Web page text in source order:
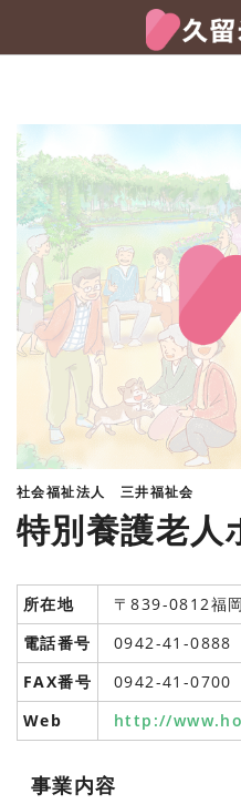
社会福祉法人 三井福祉会
特別養護老人
所在地
〒839-0812福
電話番号
0942-41-0888
FAX番号
0942-41-0700
Web
http://
事業内容